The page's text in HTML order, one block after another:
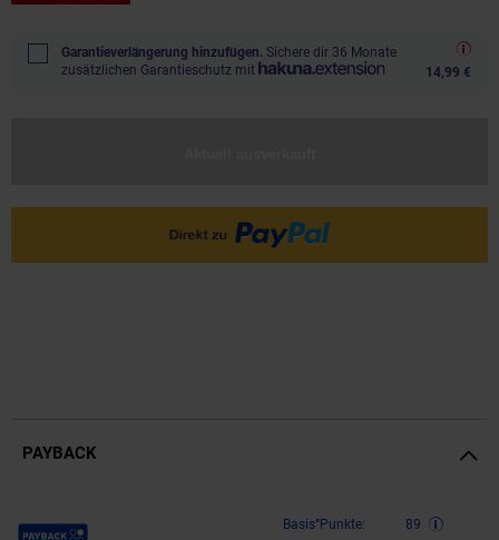
Garantieverlängerung hinzufügen. Sichere dir 36 Monate
zusätzlichen Garantieschutz mit
14,99 €
PAYBACK
Payback Punkte Basis°Punkte:
89